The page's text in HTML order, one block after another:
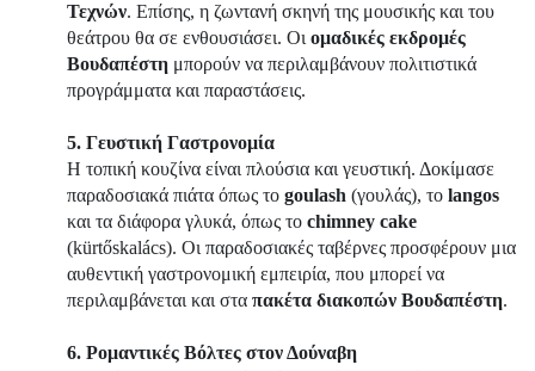
Τεχνών. Επίσης, η ζωντανή σκηνή της μουσικής και του
θεάτρου θα σε ενθουσιάσει. Οι ομαδικές εκδρομές
Βουδαπέστη μπορούν να περιλαμβάνουν πολιτιστικά
προγράμματα και παραστάσεις.
5. Γευστική Γαστρονομία
Η τοπική κουζίνα είναι πλούσια και γευστική. Δοκίμασε
παραδοσιακά πιάτα όπως το goulash (γουλάς), το langos
και τα διάφορα γλυκά, όπως το chimney cake
(kürtőskalács). Οι παραδοσιακές ταβέρνες προσφέρουν μια
αυθεντική γαστρονομική εμπειρία, που μπορεί να
περιλαμβάνεται και στα πακέτα διακοπών Βουδαπέστη.
6. Ρομαντικές Βόλτες στον Δούναβη